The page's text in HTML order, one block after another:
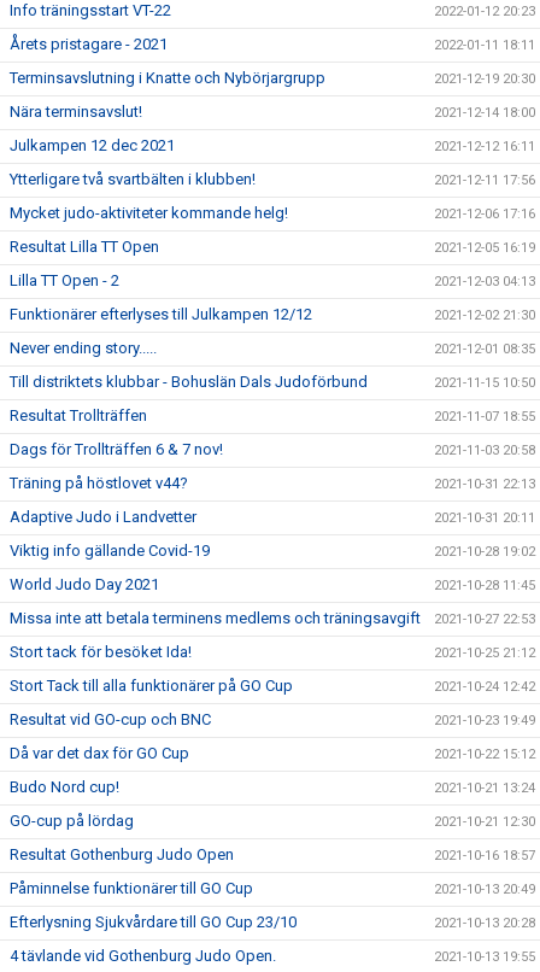
Info träningsstart VT-22 2022-01-12 20:23
Årets pristagare - 2021 2022-01-11 18:11
Terminsavslutning i Knatte och Nybörjargrupp 2021-12-19 20:30
Nära terminsavslut! 2021-12-14 18:00
Julkampen 12 dec 2021 2021-12-12 16:11
Ytterligare två svartbälten i klubben! 2021-12-11 17:56
Mycket judo-aktiviteter kommande helg! 2021-12-06 17:16
Resultat Lilla TT Open 2021-12-05 16:19
Lilla TT Open - 2 2021-12-03 04:13
Funktionärer efterlyses till Julkampen 12/12 2021-12-02 21:30
Never ending story..... 2021-12-01 08:35
Till distriktets klubbar - Bohuslän Dals Judoförbund 2021-11-15 10:50
Resultat Trollträffen 2021-11-07 18:55
Dags för Trollträffen 6 & 7 nov! 2021-11-03 20:58
Träning på höstlovet v44? 2021-10-31 22:13
Adaptive Judo i Landvetter 2021-10-31 20:11
Viktig info gällande Covid-19 2021-10-28 19:02
World Judo Day 2021 2021-10-28 11:45
Missa inte att betala terminens medlems och träningsavgift 2021-10-27 22:53
Stort tack för besöket Ida! 2021-10-25 21:12
Stort Tack till alla funktionärer på GO Cup 2021-10-24 12:42
Resultat vid GO-cup och BNC 2021-10-23 19:49
Då var det dax för GO Cup 2021-10-22 15:12
Budo Nord cup! 2021-10-21 13:24
GO-cup på lördag 2021-10-21 12:30
Resultat Gothenburg Judo Open 2021-10-16 18:57
Påminnelse funktionärer till GO Cup 2021-10-13 20:49
Efterlysning Sjukvårdare till GO Cup 23/10 2021-10-13 20:28
4 tävlande vid Gothenburg Judo Open. 2021-10-13 19:55